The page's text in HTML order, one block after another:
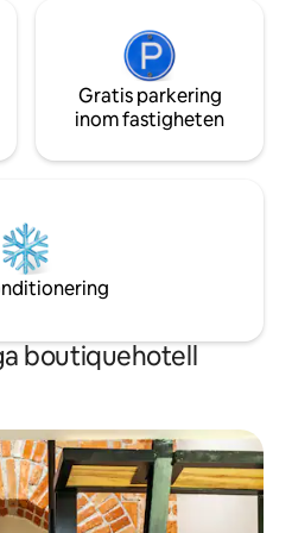
Gratis parkering
inom fastigheten
boutiquehotell